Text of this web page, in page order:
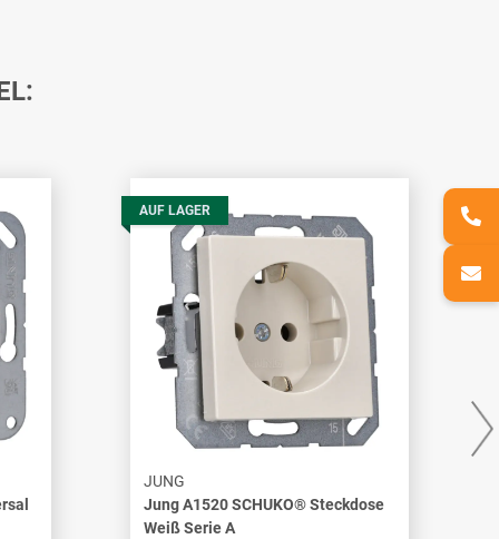
AUF LAGER
JUNG
Jung A1520 SCHUKO® Steckdose
Weiß Serie A